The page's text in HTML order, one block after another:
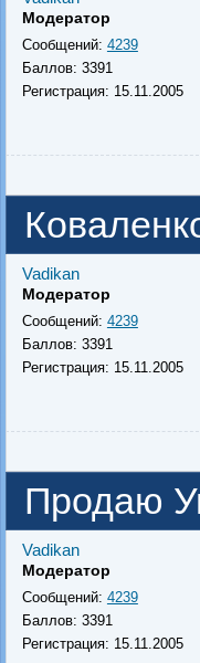
Модератор
Сообщений: 4239
Баллов: 3391
Регистрация: 15.11.2005
Vadikan
Модератор
Сообщений: 4239
Баллов: 3391
Регистрация: 15.11.2005
Продаю
Vadikan
Модератор
Сообщений: 4239
Баллов: 3391
Регистрация: 15.11.2005